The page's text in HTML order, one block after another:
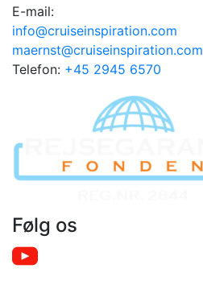
E-mail:
info@cruiseinspiration.com
maernst@cruiseinspiration.com
Telefon: +45 2945 6570
Følg os